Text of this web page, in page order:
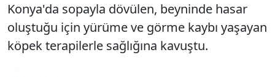
Konya'da sopayla dövülen, beyninde hasar
oluştuğu için yürüme ve görme kaybı yaşayan
köpek terapilerle sağlığına kavuştu.